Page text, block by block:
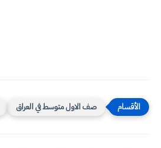
صف الاول متوسط في العراق